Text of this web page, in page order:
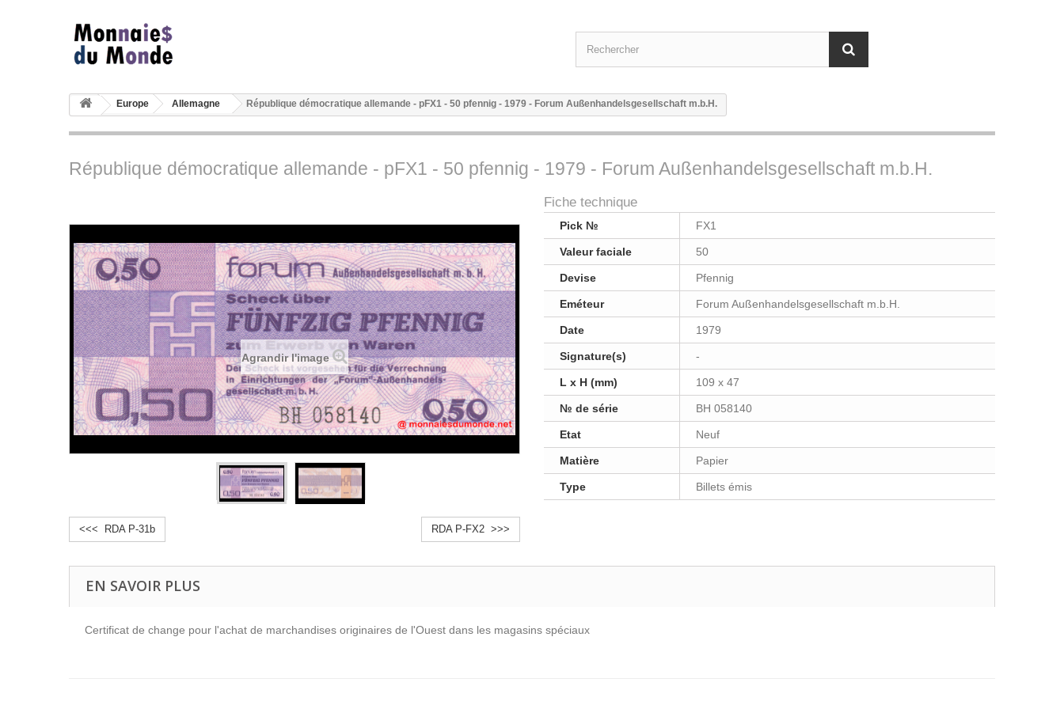
Europe Allemagne République démocratique allemande - pFX1 - 50 pfennig - 1979 - Forum Außenhandelsgesellschaft m.b.H.
République démocratique allemande - pFX1 - 50 pfennig - 1979 - Forum Außenhandelsgesellschaft m.b.H.
Agrandir l'image
<<< RDA P-31b RDA P-FX2 >>>
Fiche technique
Pick № FX1
Valeur faciale 50
Devise Pfennig
Eméteur Forum Außenhandelsgesellschaft m.b.H.
Date 1979
Signature(s) -
L x H (mm) 109 x 47
№ de série BH 058140
Etat Neuf
Matière Papier
Type Billets émis
EN SAVOIR PLUS
Certificat de change pour l'achat de marchandises originaires de l'Ouest dans les magasins spéciaux